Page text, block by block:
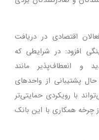
اقتصادی در دریافت
افزود: در شرایطی که
و انعطاف‌پذیر مانند
۳۰ درصدی در حال پشتیبانی از واحدهای
با رویکردی حمایتی‌تر
چرخه همکاری با این بانک